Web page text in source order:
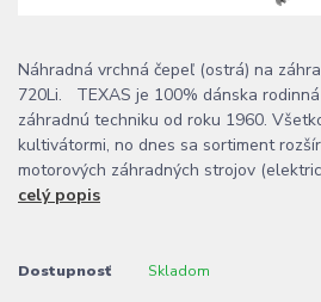
Náhradná vrchná čepeľ (ostrá) na
720Li. TEXAS je 100% dánska
záhradnú techniku od roku 1960.
kultivátormi, no dnes sa sortiment
motorových záhradných strojov
celý popis
Dostupnosť Skladom